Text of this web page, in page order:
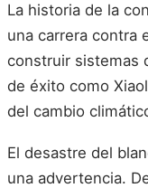
La historia de la
una carrera contra
construir sistemas
de éxito como
del cambio
El desastre del
una advertencia.